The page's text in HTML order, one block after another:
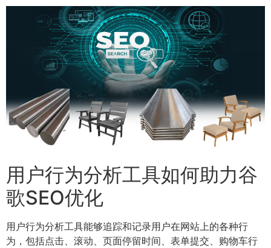
用户行为分析工具如何助力谷
歌SEO优化
用户行为分析工具能够追踪和记录用户在网站上的各种行
为，包括点击、滚动、页面停留时间、表单提交、购物车行